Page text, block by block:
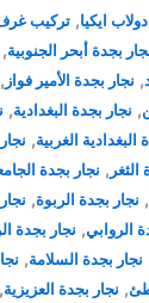
ايكيا,تركيب غرف
بجدة أبحر الجنوبية,
, نجار بجدة الأمير فواز ,
, نجار بجدة البغدادية,
البغدادية الغربية,
, نجار بجدة
, نجار بجدة الربوة,
الروابي, نجار بجدة
نجار بجدة السلامة,
, نجار بجدة العزيزية,